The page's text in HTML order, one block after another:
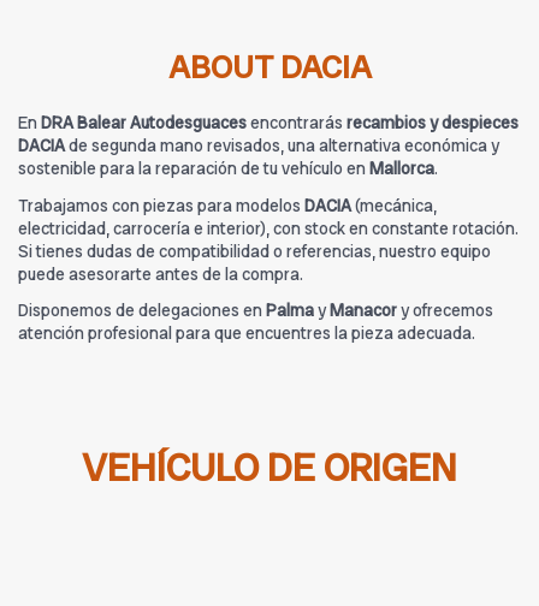
ABOUT DACIA
En DRA Balear Autodesguacesencontrarás recambios y despieces
DACIAde segunda mano revisados, una alternativa económica y
sostenible para la reparación de tu vehículo en Mallorca.
Trabajamos con piezas para modelos DACIA(mecánica,
electricidad, carrocería e interior), con stock en constante rotación.
Si tienes dudas de compatibilidad o referencias, nuestro equipo
puede asesorarte antes de la compra.
Disponemos de delegaciones en PalmayManacory ofrecemos
atención profesional para que encuentres la pieza adecuada.
VEHÍCULO DE ORIGEN